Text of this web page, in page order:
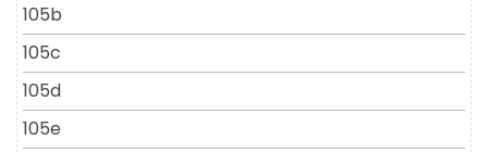
105b
105c
105d
105e